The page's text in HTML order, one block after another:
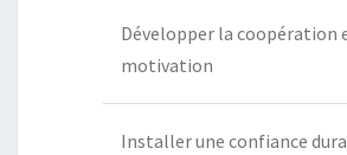
Développer la coopération
motivation
Installer une confiance